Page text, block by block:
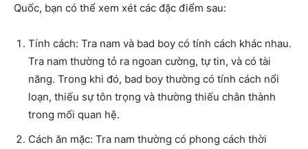
Quốc, bạn có thể xem xét các đặc điểm sau:
Tính cách: Tra nam và bad boy có tính cách khác nhau.
Tra nam thường tỏ ra ngoan cường, tự tin, và có tài
năng. Trong khi đó, bad boy thường có tính cách nổi
loạn, thiếu sự tôn trọng và thường thiếu chân thành
trong mối quan hệ.
Cách ăn mặc: Tra nam thường có phong cách thời